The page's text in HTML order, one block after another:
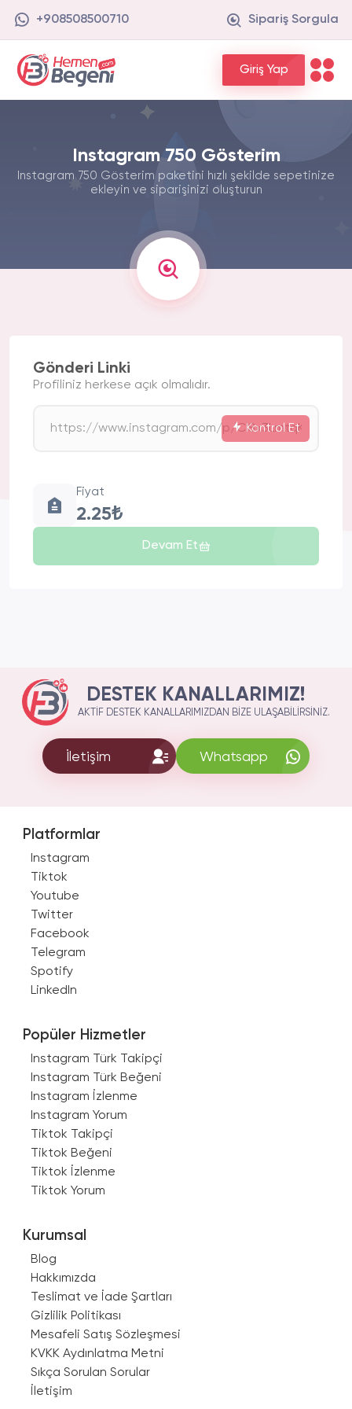
+908508500710 Sipariş Sorgula
Giriş Yap
Instagram 750 Gösterim
Instagram 750 Gösterim paketini hızlı şekilde sepetinize
ekleyin ve siparişinizi oluşturun
Gönderi Linki
Profiliniz herkese açık olmalıdır.
Kontrol Et
Fiyat
2.25₺
Devam Et
DESTEK KANALLARIMIZ!
AKTIF DESTEK KANALLARIMIZDAN BIZE ULAŞABILIRSINIZ.
İletişim Whatsapp
Platformlar
Instagram
Tiktok
Youtube
Twitter
Facebook
Telegram
Spotify
LinkedIn
Popüler Hizmetler
Instagram Türk Takipçi
Instagram Türk Beğeni
Instagram İzlenme
Instagram Yorum
Tiktok Takipçi
Tiktok Beğeni
Tiktok İzlenme
Tiktok Yorum
Kurumsal
Blog
Hakkımızda
Teslimat ve İade Şartları
Gizlilik Politikası
Mesafeli Satış Sözleşmesi
KVKK Aydınlatma Metni
Sıkça Sorulan Sorular
İletişim